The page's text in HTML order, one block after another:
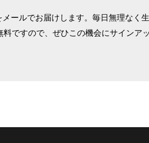
ールでお届けします。毎日無理なく
ですので、ぜひこの機会にサインア